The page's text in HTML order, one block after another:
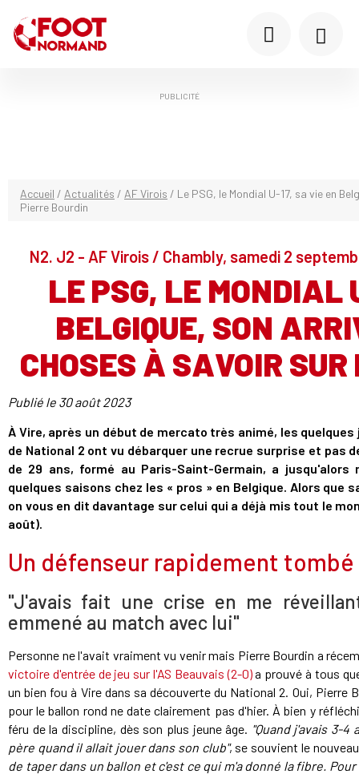
PUBLICITÉ
Accueil / Actualités / AF Virois / Le PSG, le Mondial U-17, sa vie en
Pierre Bourdin
N2. J2 - AF Virois / Chambly, samedi 2
LE PSG, LE MONDIAL
BELGIQUE, SON
CHOSES À SAVOIR
Publié le 30 août 2023
À Vire, après un début de mercato très animé, les
de National 2 ont vu débarquer une recrue surprise et pas
de 29 ans, formé au Paris-Saint-Germain, a
quelques saisons chez les « pros » en Belgique. Alors que
on vous en dit davantage sur celui qui a déjà mis tout le
août).
Un défenseur rapidement
"J'avais fait une crise en me
emmené au match avec lui"
Personne ne l'avait vraiment vu venir mais Pierre Bourdin a
victoire d'entrée de jeu sur l'AS Beauvais (2-0)a prouvé à tous
un bien fou à Vire dans sa découverte du National 2. Oui,
pour le ballon rond ne date clairement pas d'hier. À bien y
féru de la discipline, dès son plus jeune âge. "Quand j'avais 3-
père quand il allait jouer dans son club", se souvient le
de taper dans un ballon et c'est ce qui m'a donné la fibre.